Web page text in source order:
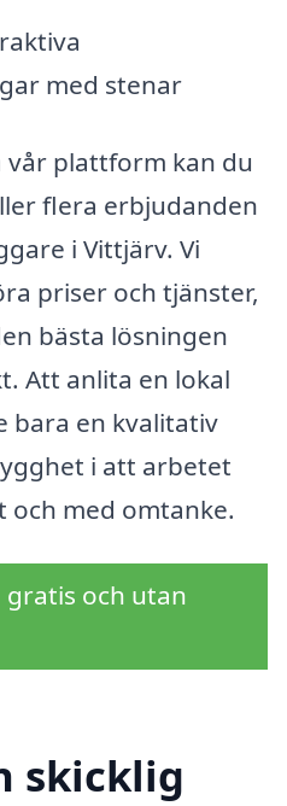
med stenar
vår plattform kan du
flera erbjudanden
i Vittjärv. Vi
priser och tjänster,
bästa lösningen
Att anlita en lokal
bara en kvalitativ
i att arbetet
med omtanke.
gratis och utan
skicklig